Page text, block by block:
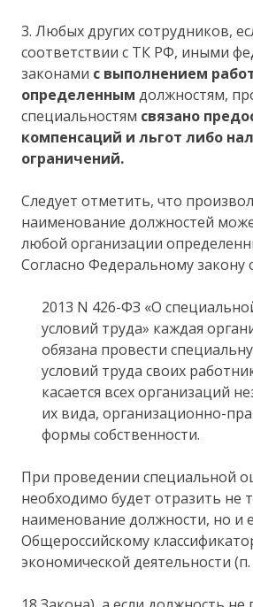
3. Любых других сотрудников,
соответствии с ТК РФ, иными
законами с выполнением
определенным должностям,
специальностям связано
компенсаций и льгот либо
ограничений.
Следует отметить, что
наименование должностей
любой организации
Согласно Федеральному закону
2013 N 426-ФЗ «О
условий труда» каждая
обязана провести
условий труда своих
касается всех организаций
их вида, организационно-
формы собственности.
При проведении специальной
необходимо будет отразить не
наименование должности, но и
Общероссийскому
экономической деятельности (п.